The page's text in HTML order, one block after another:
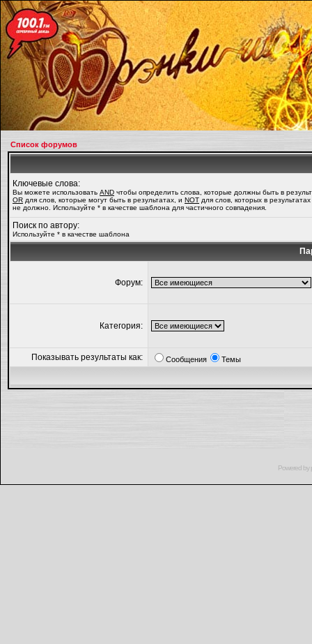
Список форумов
Ключевые слова:
Вы можете использовать AND чтобы определить слова, которые должны быть в
OR для слов, которые могут быть в результатах, и NOT для слов, которых в
не должно. Используйте * в качестве шаблона для частичного совпадения.
Поиск по автору:
Используйте * в качестве шаблона
Форум:
Категория:
Показывать результаты как: Сообщения Темы
Powered by